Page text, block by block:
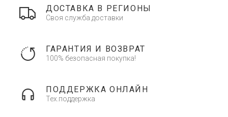
ДОСТАВКА В РЕГИОНЫ
Своя служба доставки
ГАРАНТИЯ И ВОЗВРАТ
100% безопасная покупка!
ПОДДЕРЖКА ОНЛАЙН
Тех.поддержка